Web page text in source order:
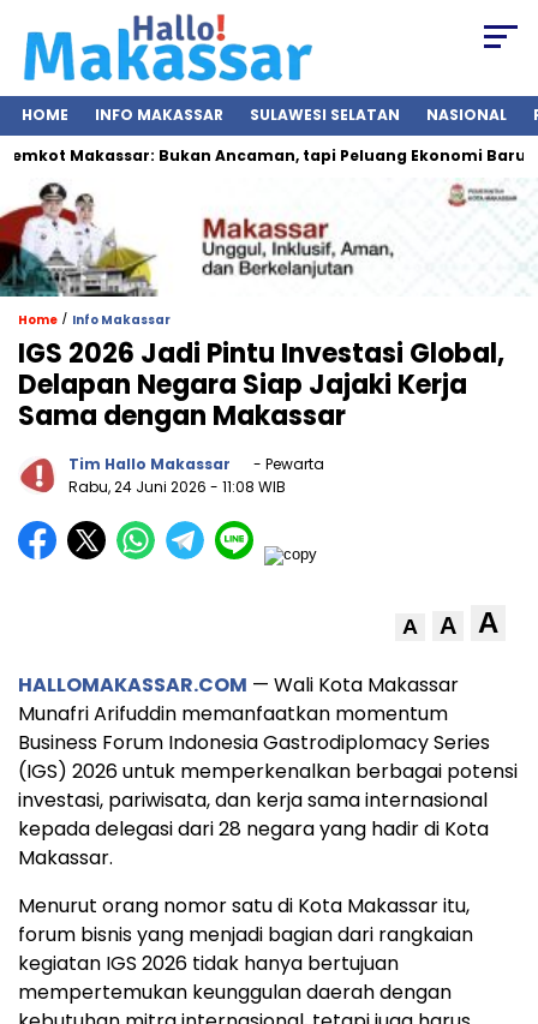
HOME INFO MAKASSAR SULAWESI SELATAN NASIONAL
Makassar: Bukan Ancaman, tapi Peluang Ekonomi Baru
Home / Info Makassar
IGS 2026 Jadi Pintu Investasi Global,
Delapan Negara Siap Jajaki Kerja
Sama dengan Makassar
Tim Hallo Makassar
- Pewarta
Rabu, 24 Juni 2026 - 11:08 WIB
A A A
HALLOMAKASSAR.COM — Wali Kota Makassar
Munafri Arifuddin memanfaatkan momentum
Business Forum Indonesia Gastrodiplomacy Series
(IGS) 2026 untuk memperkenalkan berbagai potensi
investasi, pariwisata, dan kerja sama internasional
kepada delegasi dari 28 negara yang hadir di Kota
Makassar.
Menurut orang nomor satu di Kota Makassar itu,
forum bisnis yang menjadi bagian dari rangkaian
kegiatan IGS 2026 tidak hanya bertujuan
mempertemukan keunggulan daerah dengan